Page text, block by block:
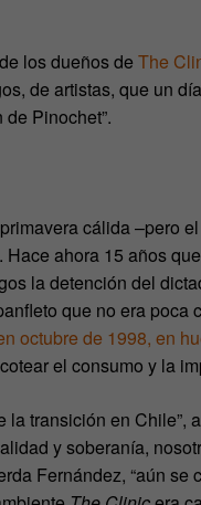
los dueños de The
de artistas, que un
Pinochet”.
cálida –pero
ahora 15 años
la detención del
que no era poca
octubre de 1998, en
el consumo y la
la transición en Chile”,
y soberanía,
Fernández, “aún